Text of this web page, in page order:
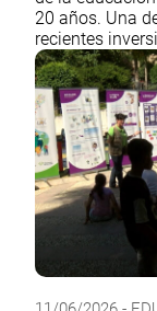
20 años. Una
recientes